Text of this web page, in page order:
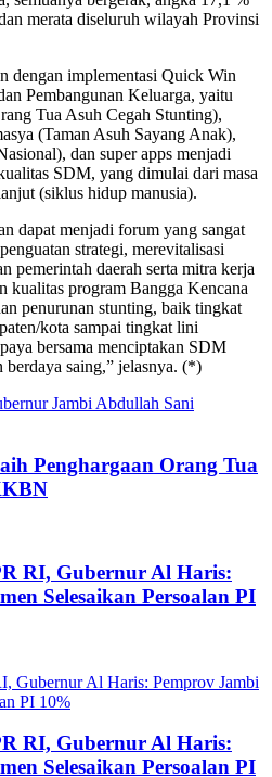
merata diseluruh wilayah Provinsi
dengan implementasi Quick Win
Pembangunan Keluarga, yaitu
Tua Asuh Cegah Stunting),
(Taman Asuh Sayang Anak),
dan super apps menjadi
SDM, yang dimulai dari masa
(siklus hidup manusia).
dapat menjadi forum yang sangat
strategi, merevitalisasi
pemerintah daerah serta mitra kerja
kualitas program Bangga Kencana
penurunan stunting, baik tingkat
kota sampai tingkat lini
bersama menciptakan SDM
saing,” jelasnya. (*)
Jambi Abdullah Sani
Penghargaan Orang Tua
RI, Gubernur Al Haris:
Selesaikan Persoalan PI
RI, Gubernur Al Haris:
Selesaikan Persoalan PI